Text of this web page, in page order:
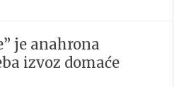
je anahrona
izvoz domaće